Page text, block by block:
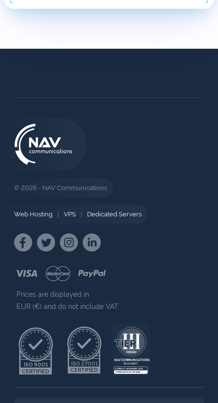
© 2026 - NAV Communications
Web Hosting | VPS | Dedicated Servers
Prices are displayed in
EUR (€) and do not include VAT.
ISO 9001
CERTIFIED
ISO 27001
CERTIFIED
NAV COMMUNICATIONS
BUCHAREST
EXPIRES 7 NOVEMBER 2030
UPTIME INSTITUTE CERTIFIED